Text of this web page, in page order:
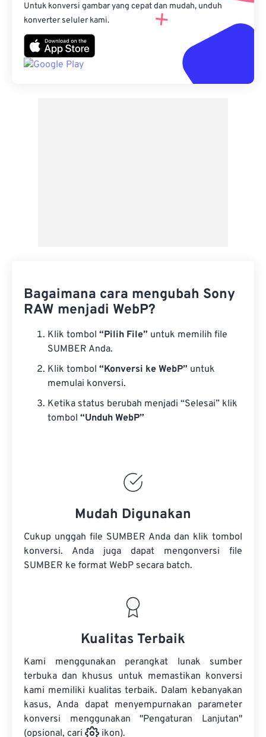
Untuk konversi gambar yang cepat dan mudah, unduh
konverter seluler kami.
Bagaimana cara mengubah Sony
RAW menjadi WebP?
Klik tombol “Pilih File” untuk memilih file
SUMBER Anda.
Klik tombol “Konversi ke WebP” untuk
memulai konversi.
Ketika status berubah menjadi “Selesai” klik
tombol “Unduh WebP”
Mudah Digunakan
Cukup unggah file SUMBER Anda dan klik tombol
konversi. Anda juga dapat mengonversi file
SUMBER ke format WebP secara batch.
Kualitas Terbaik
Kami menggunakan perangkat lunak sumber
terbuka dan khusus untuk memastikan konversi
kami memiliki kualitas terbaik. Dalam kebanyakan
kasus, Anda dapat menyempurnakan parameter
konversi menggunakan "Pengaturan Lanjutan"
(opsional, cari
ikon).